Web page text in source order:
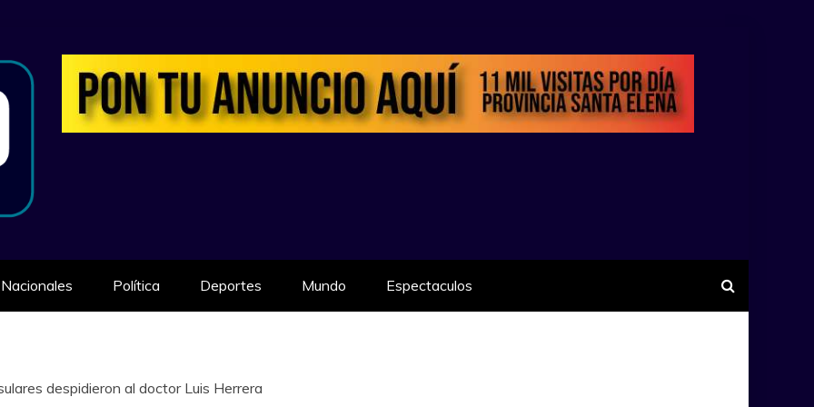
Nacionales Política Deportes Mundo Espectaculos
despidieron al doctor Luis Herrera